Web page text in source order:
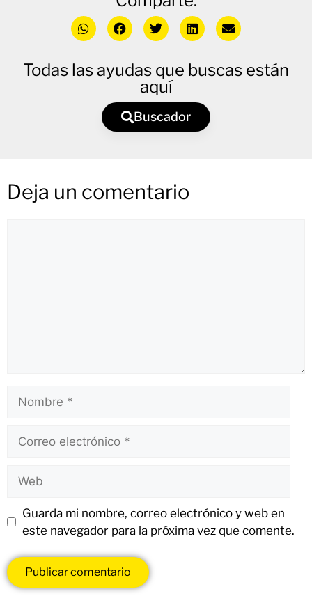
Todas las ayudas que buscas están
aquí
Buscador
Deja un comentario
Guarda mi nombre, correo electrónico y web en
este navegador para la próxima vez que comente.